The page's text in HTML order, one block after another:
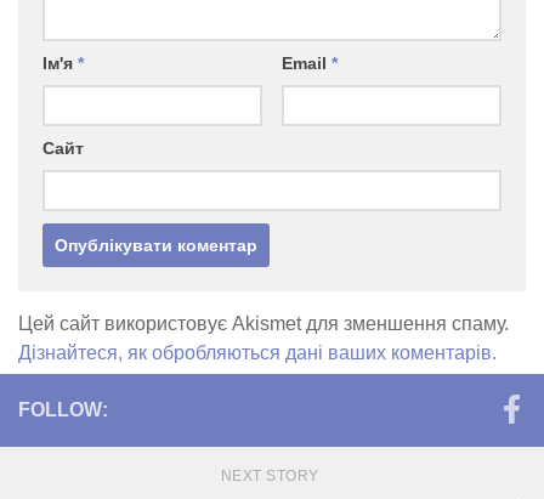
Ім'я * Email *
Сайт
Цей сайт використовує Akismet для зменшення спаму.
Дізнайтеся, як обробляються дані ваших коментарів.
FOLLOW:
NEXT STORY